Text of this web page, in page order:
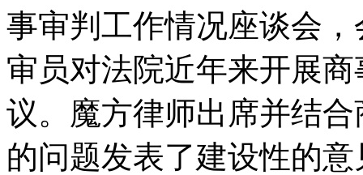
事审判工作情况座谈会
审员对法院近年来开展
议。魔方律师出席并结
的问题发表了建设性的意